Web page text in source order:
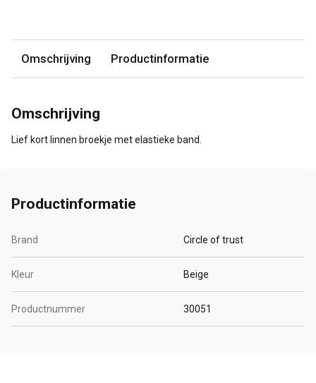
Omschrijving Productinformatie
Omschrijving
Lief kort linnen broekje met elastieke band.
Productinformatie
Brand Circle of trust
Kleur Beige
Productnummer 30051